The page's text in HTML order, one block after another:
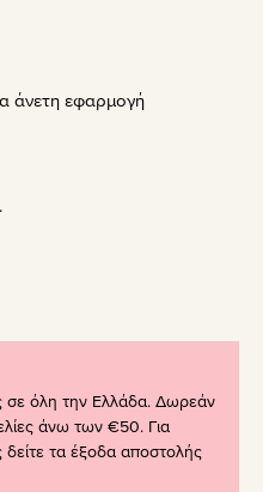
άνετη εφαρμογή
σε όλη την Ελλάδα. Δωρεάν
άνω των €50. Για
δείτε τα έξοδα αποστολής